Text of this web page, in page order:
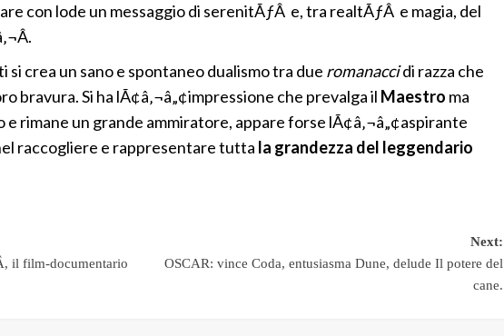
con lode un messaggio di serenitÃƒÂ e, tra realtÃƒÂ e magia, del
crea un sano e spontaneo dualismo tra due romanaccidi razza che
bravura. Si ha lÃ¢â‚¬â„¢impressione che prevalga il Maestro ma
e rimane un grande ammiratore, appare forse lÃ¢â‚¬â„¢aspirante
raccogliere e rappresentare tutta la grandezza del leggendario
il film-documentario
Next:
OSCAR: vince Coda, entusiasma Dune, delude Il potere del
cane.